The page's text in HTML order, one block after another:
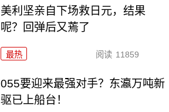
美利坚亲自下场救日元，结果
呢？回弹后又蔫了
最热 阅读 11859
055要迎来最强对手？东瀛万吨新
驱已上船台！